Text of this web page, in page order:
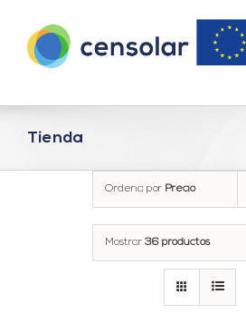
contenido
Tienda
Ordena por Precio
Mostrar 36 productos